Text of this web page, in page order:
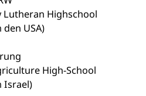
Lutheran Highschool
USA)
High-School
Israel)